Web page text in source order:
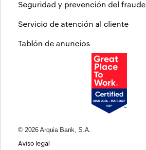
Seguridad y prevención del fraude
Servicio de atención al cliente
Tablón de anuncios
© 2026 Arquia Bank, S.A.
Aviso legal